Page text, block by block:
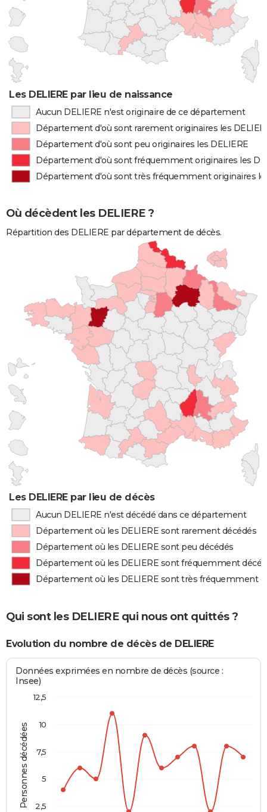
Les DELIERE par lieu de naissance
Aucun DELIERE n'est originaire de ce département
Département d'où sont rarement originaires les
Département d'où sont peu originaires les DELIERE
Département d'où sont fréquemment originaires les
Département d'où sont très fréquemment originaires
Où décèdent les DELIERE ?
Répartition des DELIERE par département de décès.
Les DELIERE par lieu de décès
Aucun DELIERE n'est décédé dans ce département
Département où les DELIERE sont rarement décédés
Département où les DELIERE sont peu décédés
Département où les DELIERE sont fréquemment
Département où les DELIERE sont très fréquemment
Qui sont les DELIERE qui nous ont quittés ?
Evolution du nombre de décès de DELIERE
Personnes décédées
Données exprimées en nombre de décès (source :
Insee)
2,5
5
7,5
10
12,5